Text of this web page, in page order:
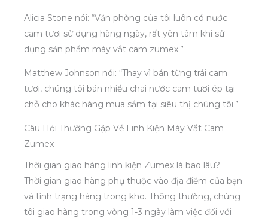
Alicia Stone nói: “Văn phòng của tôi luôn có nước
cam tươi sử dụng hàng ngày, rất yên tâm khi sử
dụng sản phẩm máy vắt cam zumex.”
Matthew Johnson nói: “Thay vì bán từng trái cam
tươi, chúng tôi bán nhiều chai nước cam tươi ép tại
chỗ cho khác hàng mua sắm tại siêu thị chúng tôi.”
Câu Hỏi Thường Gặp Về Linh Kiện Máy Vắt Cam
Zumex
Thời gian giao hàng linh kiện Zumex là bao lâu?
Thời gian giao hàng phụ thuộc vào địa điểm của bạn
và tình trạng hàng trong kho. Thông thường, chúng
tôi giao hàng trong vòng 1-3 ngày làm việc đối với